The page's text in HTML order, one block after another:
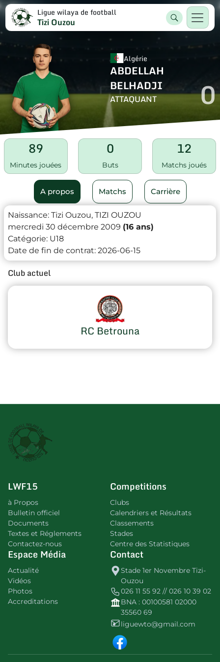
Ligue wilaya de football
Tizi Ouzou
Algérie
ABDELLAH
BELHADJI
ATTAQUANT 0
89
Minutes jouées
0
Buts
12
Matchs joués
A propos Matchs Carrière
Naissance: Tizi Ouzou, TIZI OUZOU
mercredi 30 décembre 2009 (16 ans)
Catégorie: U18
Date de fin de contrat: 2026-06-15
Club actuel
RC Betrouna
LWF15
à Propos
Bulletin officiel
Documents
Textes et Réglements
Contactez-nous
Competitions
Clubs
Calendriers et Résultats
Classements
Stades
Centre des Statistiques
Espace Média
Actualité
Vidéos
Photos
Accreditations
Contact
Stade 1er Novembre Tizi-
Ouzou
026 11 55 92 // 026 10 39 02
BNA : 00100581 02000
35560 69
liguewto@gmail.com